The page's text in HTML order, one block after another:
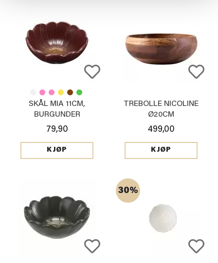
SKÅL MIA 11CM,
BURGUNDER
79,90
KJØP
TREBOLLE NICOLINE
Ø20CM
499,00
KJØP
30%